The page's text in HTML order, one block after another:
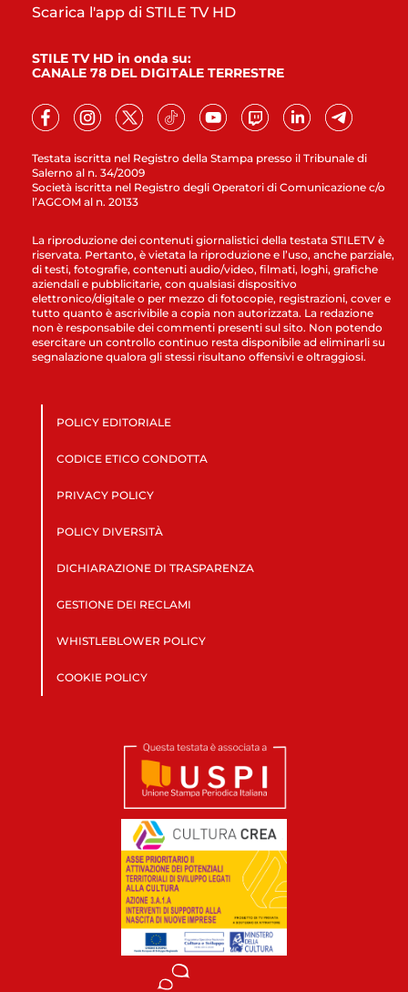
Testata iscritta nel Registro della Stampa presso il Tribunale di
Salerno al n. 34/2009
Società iscritta nel Registro degli Operatori di Comunicazione c/o
l’AGCOM al n. 20133
Scarica l'app di STILE TV HD
STILE TV HD in onda su:
CANALE 78 DEL DIGITALE TERRESTRE
La riproduzione dei contenuti giornalistici della testata STILETV è
riservata. Pertanto, è vietata la riproduzione e l’uso, anche parziale,
di testi, fotografie, contenuti audio/video, filmati, loghi, grafiche
aziendali e pubblicitarie, con qualsiasi dispositivo
elettronico/digitale o per mezzo di fotocopie, registrazioni, cover e
tutto quanto è ascrivibile a copia non autorizzata. La redazione
non è responsabile dei commenti presenti sul sito. Non potendo
esercitare un controllo continuo resta disponibile ad eliminarli su
segnalazione qualora gli stessi risultano offensivi e oltraggiosi.
POLICY EDITORIALE
CODICE ETICO CONDOTTA
PRIVACY POLICY
POLICY DIVERSITÀ
DICHIARAZIONE DI TRASPARENZA
GESTIONE DEI RECLAMI
WHISTLEBLOWER POLICY
COOKIE POLICY